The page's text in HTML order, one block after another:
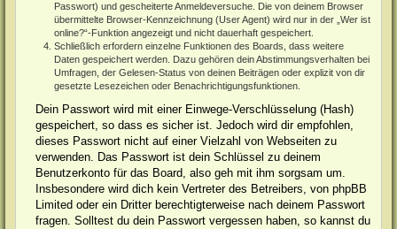
Passwort) und gescheiterte Anmeldeversuche. Die von deinem Browser
übermittelte Browser-Kennzeichnung (User Agent) wird nur in der „Wer ist
online?“-Funktion angezeigt und nicht dauerhaft gespeichert.
Schließlich erfordern einzelne Funktionen des Boards, dass weitere
Daten gespeichert werden. Dazu gehören dein Abstimmungsverhalten bei
Umfragen, der Gelesen-Status von deinen Beiträgen oder explizit von dir
gesetzte Lesezeichen oder Benachrichtigungsfunktionen.
Dein Passwort wird mit einer Einwege-Verschlüsselung (Hash)
gespeichert, so dass es sicher ist. Jedoch wird dir empfohlen,
dieses Passwort nicht auf einer Vielzahl von Webseiten zu
verwenden. Das Passwort ist dein Schlüssel zu deinem
Benutzerkonto für das Board, also geh mit ihm sorgsam um.
Insbesondere wird dich kein Vertreter des Betreibers, von phpBB
Limited oder ein Dritter berechtigterweise nach deinem Passwort
fragen. Solltest du dein Passwort vergessen haben, so kannst du